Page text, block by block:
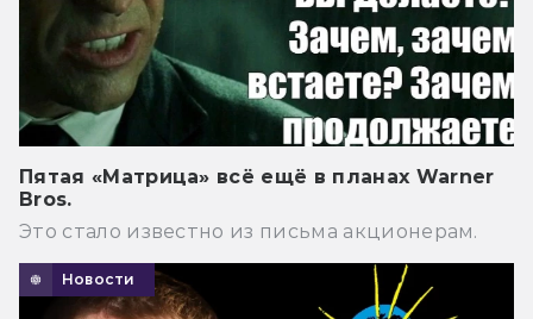
Пятая «Матрица» всё ещё в планах Warner
Bros.
Это стало известно из письма акционерам.
Новости